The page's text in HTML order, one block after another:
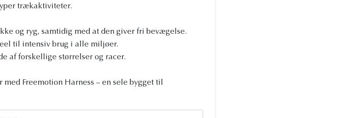
trækaktiviteter.
og ryg, samtidig med at den giver fri bevægelse.
til intensiv brug i alle miljøer.
af forskellige størrelser og racer.
Freemotion Harness – en sele bygget til